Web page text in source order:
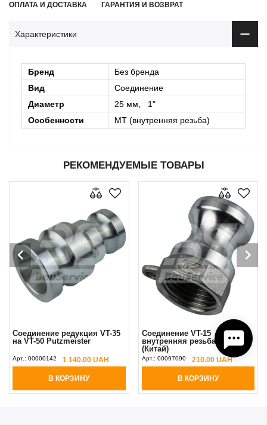
ОПЛАТА И ДОСТАВКА ГАРАНТИЯ И ВОЗВРАТ
Характеристики
Бренд
Без бренда
Вид
Соединение
Диаметр
25 мм, 1"
Особенности
MT (внутренняя резьба)
РЕКОМЕНДУЕМЫЕ ТОВАРЫ
Соединение редукция VT-35
на VT-50 Putzmeister
Арт.: 00000142 1 140.00 UAH
В КОРЗИНУ
Соединение VT-15
внутренняя резьба 1/2"
(Китай)
Арт.: 00097090 210.00 UAH
В КОРЗИНУ